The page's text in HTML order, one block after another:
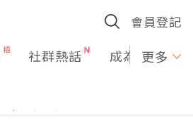
會員登記
社群熱話 成為U更多